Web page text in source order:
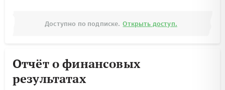
Доступно по подписке. Открыть доступ.
Отчёт о финансовых
результатах